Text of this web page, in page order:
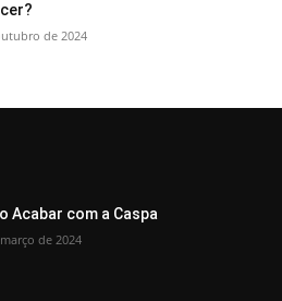
de 2024
Acabar com a Caspa
de 2024